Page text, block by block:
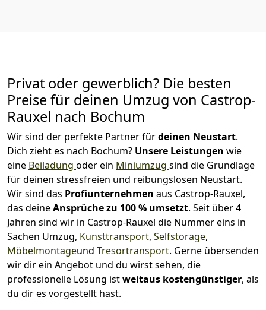
Privat oder gewerblich? Die besten
Preise für deinen Umzug von Castrop-
Rauxel nach Bochum
Wir sind der perfekte Partner fürdeinen Neustart.
Dich zieht es nach Bochum? Unsere Leistungen wie
eine Beiladung oder ein Miniumzug sind die Grundlage
für deinen stressfreien und reibungslosen Neustart.
Wir sind das Profiunternehmen aus Castrop-Rauxel,
das deineAnsprüche zu 100 % umsetzt. Seit über 4
Jahren sind wir in Castrop-Rauxel die Nummer eins in
Sachen Umzug, Kunsttransport, Selfstorage,
Möbelmontageund Tresortransport. Gerne übersenden
wir dir ein Angebot und du wirst sehen, die
professionelle Lösung istweitaus kostengünstiger, als
du dir es vorgestellt hast.